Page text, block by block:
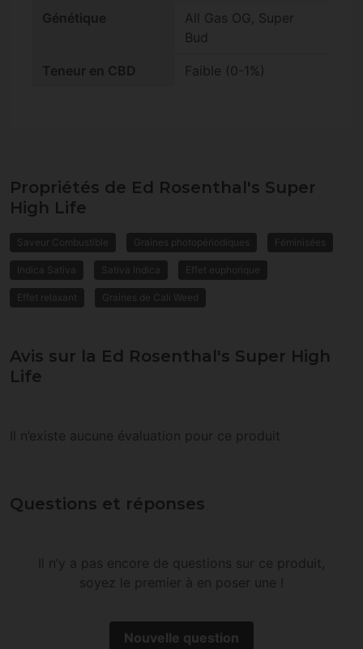
Génétique
All Gas OG, Super
Bud
Teneur en CBD Faible (0-1%)
Propriétés de Ed Rosenthal's Super
High Life
Saveur Combustible Graines photopériodiques Féminisées
Indica Sativa Sativa Indica Effet euphorique
Effet relaxant Graines de Cali Weed
Avis sur la Ed Rosenthal's Super High
Life
Il n’existe aucune évaluation pour ce produit
Questions et réponses
Il n’y a pas encore de questions sur ce produit,
soyez le premier à en poser une !
Nouvelle question